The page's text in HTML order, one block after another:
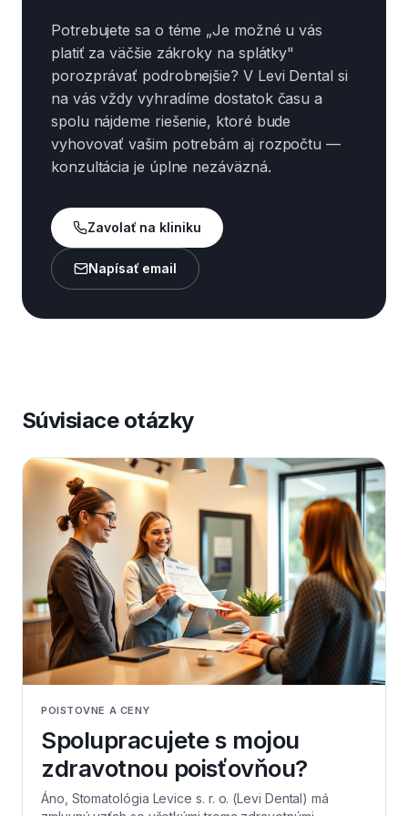
Potrebujete sa o téme „Je možné u vás
platiť za väčšie zákroky na splátky"
porozprávať podrobnejšie? V Levi Dental si
na vás vždy vyhradíme dostatok času a
spolu nájdeme riešenie, ktoré bude
vyhovovať vašim potrebám aj rozpočtu —
konzultácia je úplne nezáväzná.
Zavolať na kliniku
Napísať email
Súvisiace otázky
POISTOVNE A CENY
Spolupracujete s mojou
zdravotnou poisťovňou?
Áno, Stomatológia Levice s. r. o. (Levi Dental) má